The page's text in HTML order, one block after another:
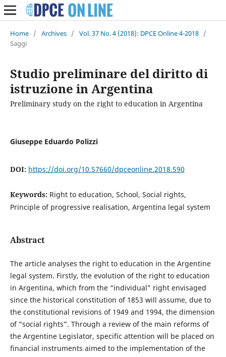
Home / Archives / Vol. 37 No. 4 (2018): DPCE Online 4-2018 /
Saggi
Studio preliminare del diritto di
istruzione in Argentina
Preliminary study on the right to education in Argentina
Giuseppe Eduardo Polizzi
DOI: https://doi.org/10.57660/dpceonline.2018.590
Keywords: Right to education, School, Social rights,
Principle of progressive realisation, Argentina legal system
Abstract
The article analyses the right to education in the Argentine
legal system. Firstly, the evolution of the right to education
in Argentina, which from the “individual” right envisaged
since the historical constitution of 1853 will assume, due to
the constitutional revisions of 1949 and 1994, the dimension
of “social rights”. Through a review of the main reforms of
the Argentine Legislator, specific attention will be placed on
financial instruments aimed to the implementation of the